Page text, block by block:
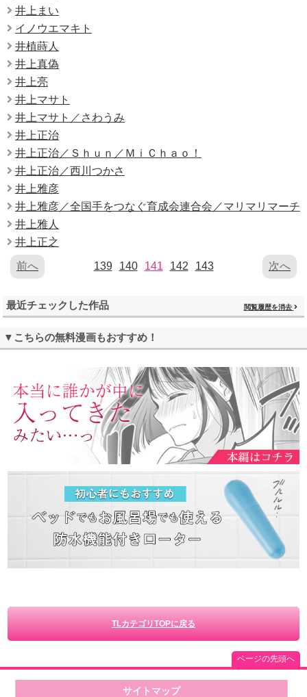
井上まい
イノウエマキト
井植蒔人
井上真偽
井上亮
井上マサト
井上マサト／さわうみ
井上正治
井上正治／Ｓｈｕｎ／ＭｉＣｈａｏ！
井上正治／西川つかさ
井上雅彦
井上雅彦／全国手をつなぐ育成会連合会／マリマリマーチ
井上雅人
井上正之
前へ 139 140 141 142 143 次へ
最近チェックした作品 閲覧履歴を消去
▼こちらの無料漫画もおすすめ！
TLカテゴリTOPに戻る
ページの先頭へ
サイトマップ